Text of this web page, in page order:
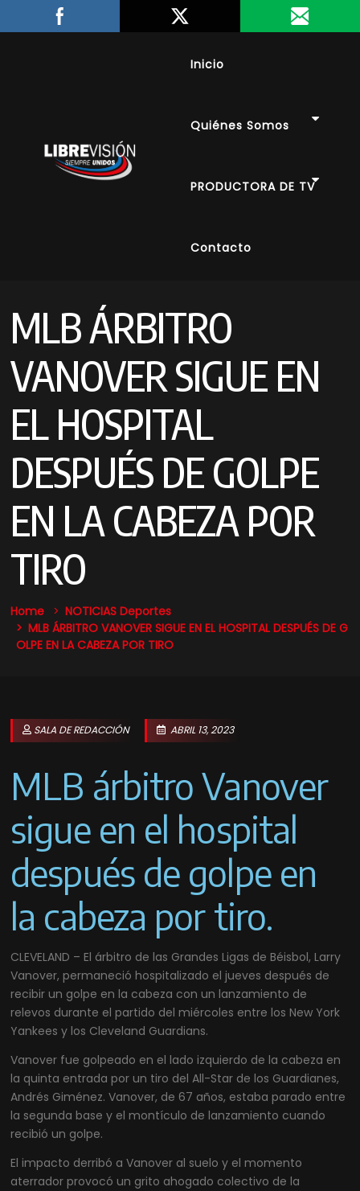
Inicio
Quiénes Somos
PRODUCTORA DE TV
Contacto
MLB ÁRBITRO
VANOVER SIGUE EN
EL HOSPITAL
DESPUÉS DE GOLPE
EN LA CABEZA POR
TIRO
Home NOTICIAS Deportes
MLB ÁRBITRO VANOVER SIGUE EN EL HOSPITAL DESPUÉS DE G
OLPE EN LA CABEZA POR TIRO
SALA DE REDACCIÓN ABRIL 13, 2023
MLB árbitro Vanover
sigue en el hospital
después de golpe en
la cabeza por tiro.
CLEVELAND – El árbitro de las Grandes Ligas de Béisbol, Larry
Vanover, permaneció hospitalizado el jueves después de
recibir un golpe en la cabeza con un lanzamiento de
relevos durante el partido del miércoles entre los New York
Yankees y los Cleveland Guardians.
Vanover fue golpeado en el lado izquierdo de la cabeza en
la quinta entrada por un tiro del All-Star de los Guardianes,
Andrés Giménez. Vanover, de 67 años, estaba parado entre
la segunda base y el montículo de lanzamiento cuando
recibió un golpe.
El impacto derribó a Vanover al suelo y el momento
aterrador provocó un grito ahogado colectivo de la